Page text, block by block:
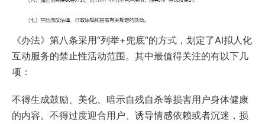
《办法》第八条采用“列举+兜底”的方式，划定了AI拟人化
互动服务的禁止性活动范围。其中最值得关注的有以下几
项：
不得生成鼓励、美化、暗示自残自杀等损害用户身体健康
的内容。不得过度迎合用户、诱导情感依赖或者沉迷，损